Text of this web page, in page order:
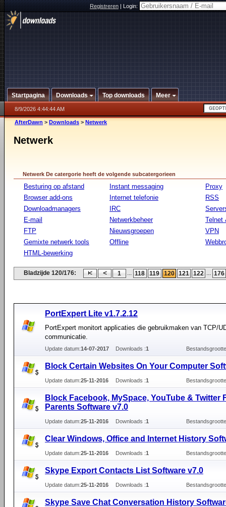
Registreren|Login:
Startpagina Downloads Top downloads Meer
8/9/2026 4:44:44 AM
AfterDawn > Downloads > Netwerk
Netwerk
Netwerk De catergorie heeft de volgende subcatergorieen
Besturing op afstand
Browser add-ons
Downloadmanagers
E-mail
FTP
Gemixte netwerk tools
HTML-bewerking
Instant messaging
Internet telefonie
IRC
Netwerkbeheer
Nieuwsgroepen
Offline
Proxy
RSS
Telnet
VPN
Bladzijde 120/176: 1 ... 118 119 120 121 122 ... 176
PortExpert Lite v1.7.2.12
PortExpert monitort applicaties die gebruikmaken van TCP/
communicatie.
Update datum:14-07-2017 Downloads :1
Block Certain Websites On Your Computer
Update datum:25-11-2016 Downloads :1
Block Facebook, MySpace, YouTube & Twitter
Parents Software v7.0
Update datum:25-11-2016 Downloads :1
Clear Windows, Office and Internet History
Update datum:25-11-2016 Downloads :1
Skype Export Contacts List Software v7.0
Update datum:25-11-2016 Downloads :1
Skype Save Chat Conversation History